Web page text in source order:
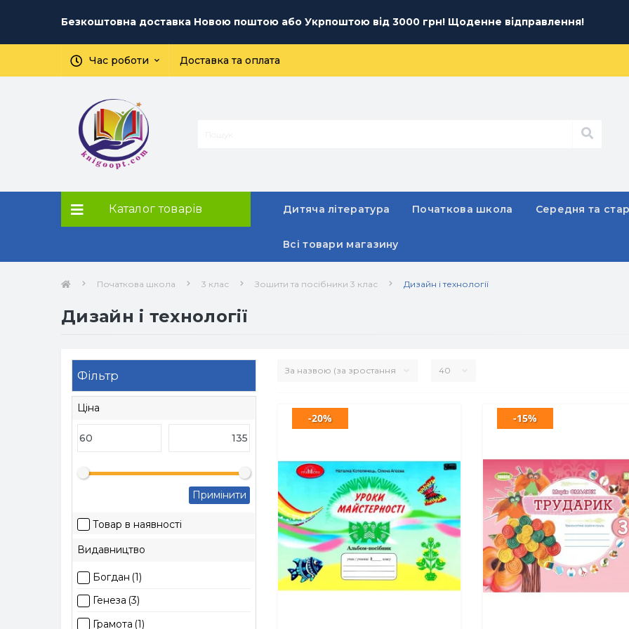
Безкоштовна доставка Новою поштою або Укрпоштою від 3000 грн! Щоденне відправлення!
Час роботи Доставка та оплата
Каталог товарів Дитяча література Початкова школа Середня та
Всі товари магазину
Початкова школа 3 клас Зошити та посібники 3 клас Дизайн і технології
Дизайн і технології
Фільтр
Ціна
Примінити
Товар в наявності
Видавництво
Богдан (1)
Генеза (3)
Грамота (1)
-20% -15%